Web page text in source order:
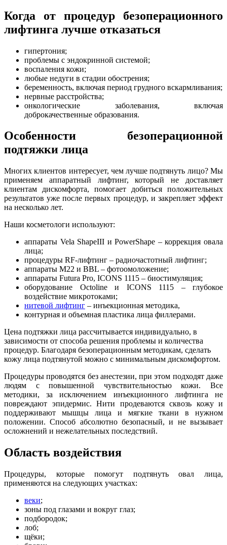
Когда от процедур безоперационного
лифтинга лучше отказаться
гипертония;
проблемы с эндокринной системой;
воспаления кожи;
любые недуги в стадии обострения;
беременность, включая период грудного вскармливания;
нервные расстройства;
онкологические заболевания, включая
доброкачественные образования.
Особенности безоперационной
подтяжки лица
Многих клиентов интересует, чем лучше подтянуть лицо? Мы
применяем аппаратный лифтинг, который не доставляет
клиентам дискомфорта, помогает добиться положительных
результатов уже после первых процедур, и закрепляет эффект
на несколько лет.
Наши косметологи используют:
аппараты Vela ShapeIII и PowerShape – коррекция овала
лица;
процедуры RF-лифтинг – радиочастотный лифтинг;
аппараты М22 и BBL – фотоомоложение;
аппараты Futura Pro, ICONS 1115 – биостимуляция;
оборудование Octoline и ICONS 1115 – глубокое
воздействие микротоками;
нитевой лифтинг – инъекционная методика,
контурная и объемная пластика лица филлерами.
Цена подтяжки лица рассчитывается индивидуально, в
зависимости от способа решения проблемы и количества
процедур. Благодаря безоперационным методикам, сделать
кожу лица подтянутой можно с минимальным дискомфортом.
Процедуры проводятся без анестезии, при этом подходят даже
людям с повышенной чувствительностью кожи. Все
методики, за исключением инъекционного лифтинга не
повреждают эпидермис. Нити продеваются сквозь кожу и
поддерживают мышцы лица и мягкие ткани в нужном
положении. Способ абсолютно безопасный, и не вызывает
осложнений и нежелательных последствий.
Область воздействия
Процедуры, которые помогут подтянуть овал лица,
применяются на следующих участках:
веки;
зоны под глазами и вокруг глаз;
подбородок;
лоб;
щёки;